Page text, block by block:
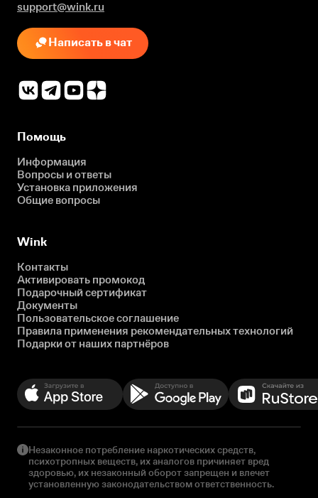
support@wink.ru
Написать в чат
Помощь
Информация
Вопросы и ответы
Установка приложения
Общие вопросы
Wink
Контакты
Активировать промокод
Подарочный сертификат
Документы
Пользовательское соглашение
Правила применения рекомендательных технологий
Подарки от наших партнёров
Незаконное потребление наркотических средств,
психотропных веществ, их аналогов причиняет вред
здоровью, их незаконный оборот запрещен и влечет
установленную законодательством ответственность.